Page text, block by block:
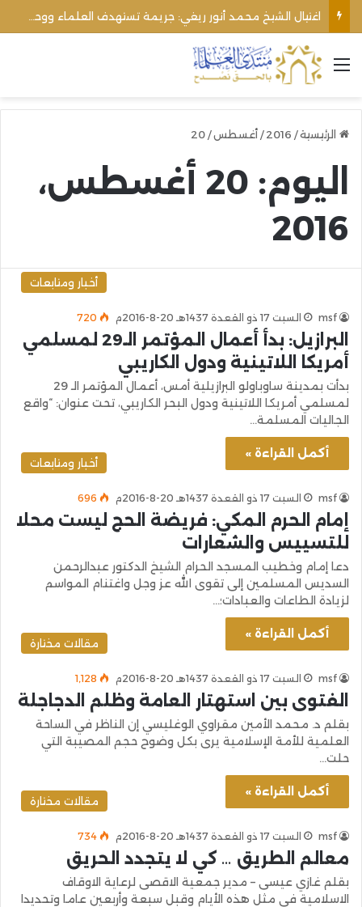
القائمة
الرئيسية/
2016
/ أغسطس/
20
اليوم:
20 أغسطس،
2016
أخبار ومتابعات
msf السبت 17 ذو القعدة 1437هـ 20-8-2016م 720
البرازيل: بدأ أعمال المؤتمر الـ29 لمسلمي
أمريكا اللاتينية ودول الكاريبي
بدأت بمدينة ساوباولو البرازيلية أمس، أعمال المؤتمر الـ 29
لمسلمي أمريكا اللاتينية ودول البحر الكاريبي، تحت عنوان: “واقع
الجاليات المسلمة…
أكمل القراءة »
أخبار ومتابعات
msf السبت 17 ذو القعدة 1437هـ 20-8-2016م 696
إمام الحرم المكي: فريضة الحج ليست محلا
للتسييس والشعارات
دعا إمام وخطيب المسجد الحرام الشيخ الدكتور عبدالرحمن
السديس المسلمين إلى تقوى الله عز وجل واغتنام المواسم
لزيادة الطاعات والعبادات؛…
أكمل القراءة »
مقالات مختارة
msf السبت 17 ذو القعدة 1437هـ 20-8-2016م 1٬128
الفتوى بين استهتار العامة وظلم الدجاجلة
بقلم د. محمد الأمين مقراوي الوغليسي إن الناظر في الساحة
العلمية للأمة الإسلامية يرى بكل وضوح حجم المصيبة التي
حلت…
أكمل القراءة »
مقالات مختارة
msf السبت 17 ذو القعدة 1437هـ 20-8-2016م 734
معالم الطريق … كي لا يتجدد الحريق
بقلم غازي عيسى – مدير جمعية الاقصى لرعاية الاوقاف
الاسلامية في مثل هذه الأيام وقبل سبعة وأربعين عاما وتحديدا